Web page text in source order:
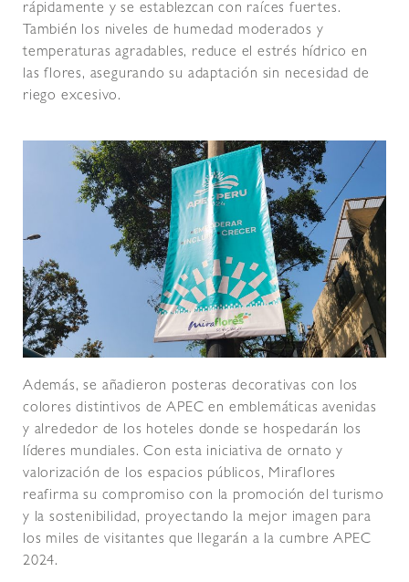
rápidamente y se establezcan con raíces fuertes.
También los niveles de humedad moderados y
temperaturas agradables, reduce el estrés hídrico en
las flores, asegurando su adaptación sin necesidad de
riego excesivo.
Además, se añadieron posteras decorativas con los
colores distintivos de APEC en emblemáticas avenidas
y alrededor de los hoteles donde se hospedarán los
líderes mundiales. Con esta iniciativa de ornato y
valorización de los espacios públicos, Miraflores
reafirma su compromiso con la promoción del turismo
y la sostenibilidad, proyectando la mejor imagen para
los miles de visitantes que llegarán a la cumbre APEC
2024.